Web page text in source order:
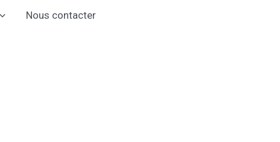
Nous contacter